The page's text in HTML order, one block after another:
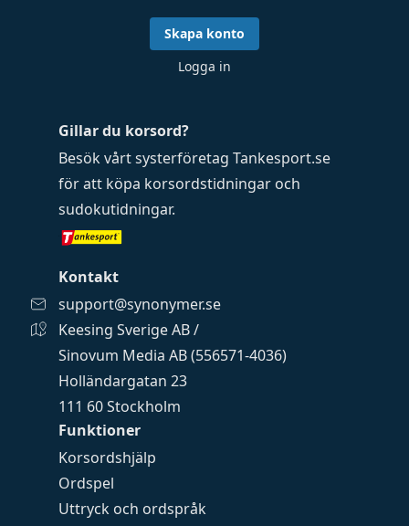
Funktioner
Korsordshjälp
Ordspel
Uttryck och ordspråk
Gillar du korsord?
Besök vårt systerföretag Tankesport.se
för att köpa korsordstidningar och
sudokutidningar.
Kontakt
support@synonymer.se
Keesing Sverige AB /
Sinovum Media AB (556571-4036)
Holländargatan 23
111 60 Stockholm
Skapa konto
Logga in